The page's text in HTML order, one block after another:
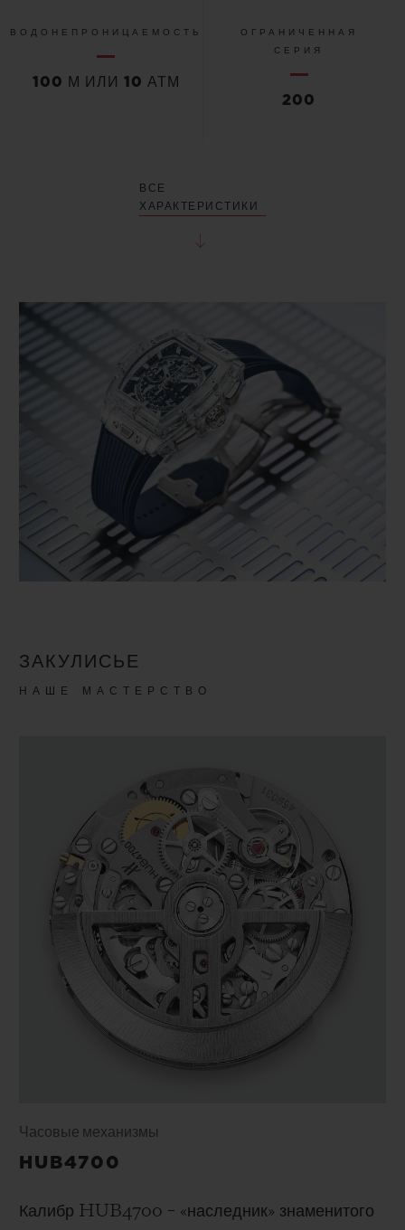
ВОДОНЕПРОНИЦАЕМОСТЬ
100 М ИЛИ 10 АТМ
ОГРАНИЧЕННАЯ
СЕРИЯ
200
ВСЕ
ХАРАКТЕРИСТИКИ
ЗАКУЛИСЬЕ
НАШЕ МАСТЕРСТВО
Часовые механизмы
HUB4700
Калибр HUB4700 – «наследник» знаменитого